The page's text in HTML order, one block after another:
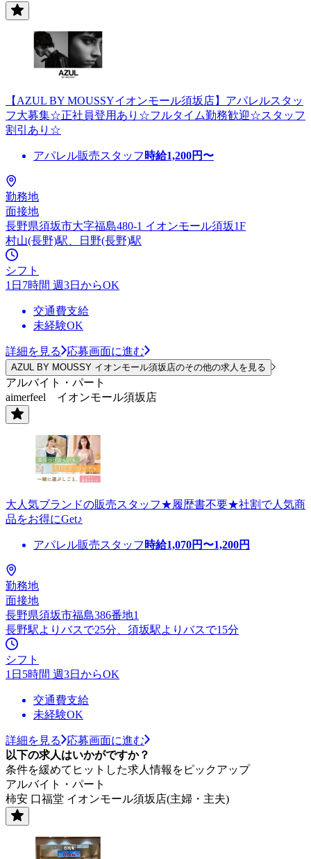
【AZUL BY MOUSSYイオンモール須坂店】アパレルスタッ
フ大募集☆正社員登用あり☆フルタイム勤務歓迎☆スタッフ
割引あり☆
アパレル販売スタッフ 時給1,200円〜
勤務地
面接地
長野県須坂市大字福島480-1 イオンモール須坂1F
村山(長野)駅、日野(長野)駅
シフト
1日7時間 週3日からOK
交通費支給
未経験OK
詳細を見る 応募画面に進む
AZUL BY MOUSSY イオンモール須坂店のその他の求人を見る
アルバイト・パート
aimerfeel イオンモール須坂店
大人気ブランドの販売スタッフ★履歴書不要★社割で人気商
品をお得にGet♪
アパレル販売スタッフ 時給1,070円〜1,200円
勤務地
面接地
長野県須坂市福島386番地1
長野駅よりバスで25分、須坂駅よりバスで15分
シフト
1日5時間 週3日からOK
交通費支給
未経験OK
詳細を見る
応募画面に進む
以下の求人はいかがですか？
条件を緩めてヒットした求人情報をピックアップ
アルバイト・パート
柿安 口福堂 イオンモール須坂店(主婦・主夫)